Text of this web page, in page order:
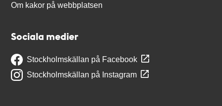
Om kakor på webbplatsen
Sociala medier
Stockholmskällan på Facebook
Stockholmskällan på Instagram